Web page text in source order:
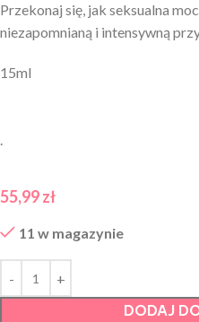
Przekonaj się, jak seksualna
niezapomnianą i intensywną
15ml
.
55,99zł
11 w magazynie
DODAJ